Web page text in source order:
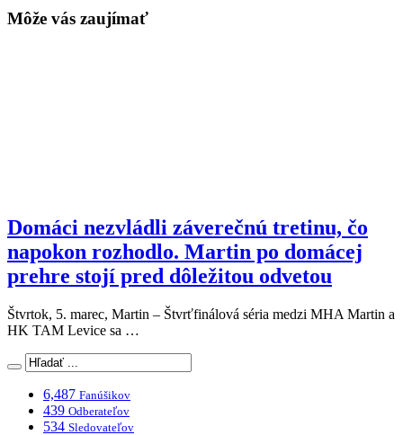
Môže vás zaujímať
Domáci nezvládli záverečnú tretinu, čo
napokon rozhodlo. Martin po domácej
prehre stojí pred dôležitou odvetou
Štvrtok, 5. marec, Martin – Štvrťfinálová séria medzi MHA Martin a
HK TAM Levice sa …
6,487 Fanúšikov
439 Odberateľov
534 Sledovateľov